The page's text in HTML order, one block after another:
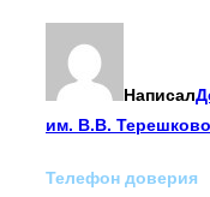
Написал
им. В.В.
Телефон доверия